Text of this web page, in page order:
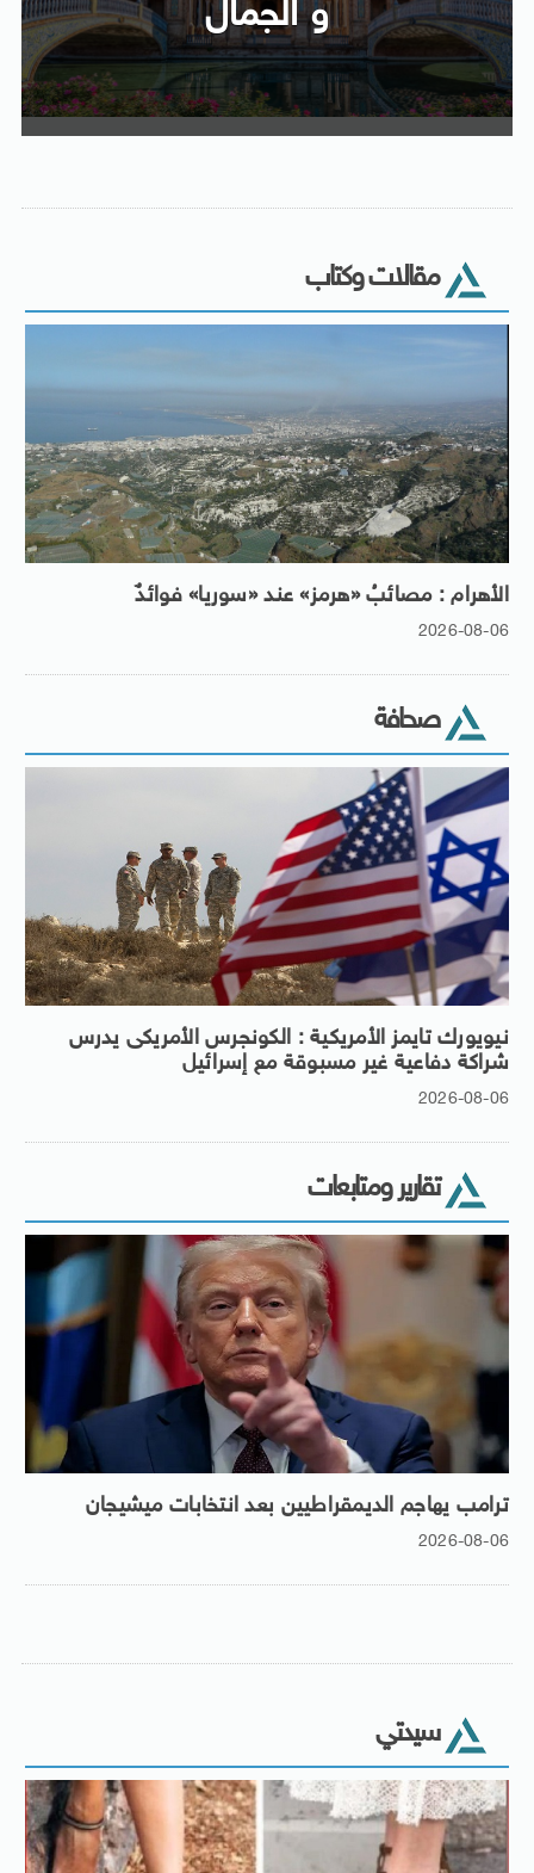
و الجمال
مقالات وكتاب
الأهرام : مصائبُ «هرمز» عند «سوريا» فوائدٌ
2026-08-06
صحافة
نيويورك تايمز الأمريكية : الكونجرس الأمريكى يدرس
شراكة دفاعية غير مسبوقة مع إسرائيل
2026-08-06
تقارير ومتابعات
ترامب يهاجم الديمقراطيين بعد انتخابات ميشيجان
2026-08-06
سيدتي